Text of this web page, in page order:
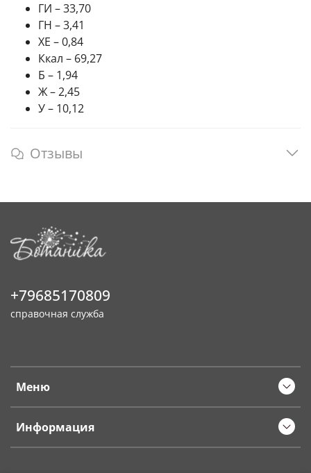
ГИ – 33,70
ГН – 3,41
ХЕ – 0,84
Ккал – 69,27
Б – 1,94
Ж – 2,45
У – 10,12
Отзывы
Меню
Информация
+79685170809
справочная служба